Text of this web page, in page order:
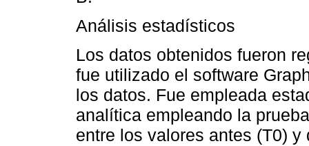
Análisis estadísticos
Los datos obtenidos fueron
fue utilizado el software
los datos. Fue empleada
analítica empleando la
entre los valores antes (T0)